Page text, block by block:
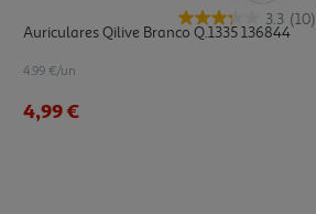
3.3 (10)
Auriculares Qilive Branco Q.1335 136844
4.99 €/un
4,99 €